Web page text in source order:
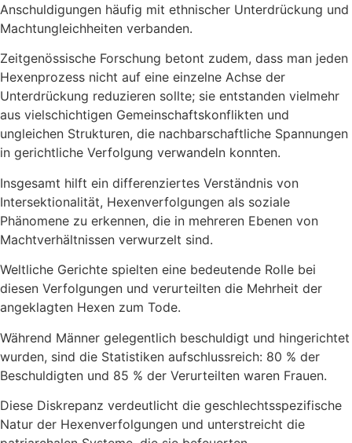
Anschuldigungen häufig mit ethnischer Unterdrückung und
Machtungleichheiten verbanden.
Zeitgenössische Forschung betont zudem, dass man jeden
Hexenprozess nicht auf eine einzelne Achse der
Unterdrückung reduzieren sollte; sie entstanden vielmehr
aus vielschichtigen Gemeinschaftskonflikten und
ungleichen Strukturen, die nachbarschaftliche Spannungen
in gerichtliche Verfolgung verwandeln konnten.
Insgesamt hilft ein differenziertes Verständnis von
Intersektionalität, Hexenverfolgungen als soziale
Phänomene zu erkennen, die in mehreren Ebenen von
Machtverhältnissen verwurzelt sind.
Weltliche Gerichte spielten eine bedeutende Rolle bei
diesen Verfolgungen und verurteilten die Mehrheit der
angeklagten Hexen zum Tode.
Während Männer gelegentlich beschuldigt und hingerichtet
wurden, sind die Statistiken aufschlussreich: 80 % der
Beschuldigten und 85 % der Verurteilten waren Frauen.
Diese Diskrepanz verdeutlicht die geschlechtsspezifische
Natur der Hexenverfolgungen und unterstreicht die